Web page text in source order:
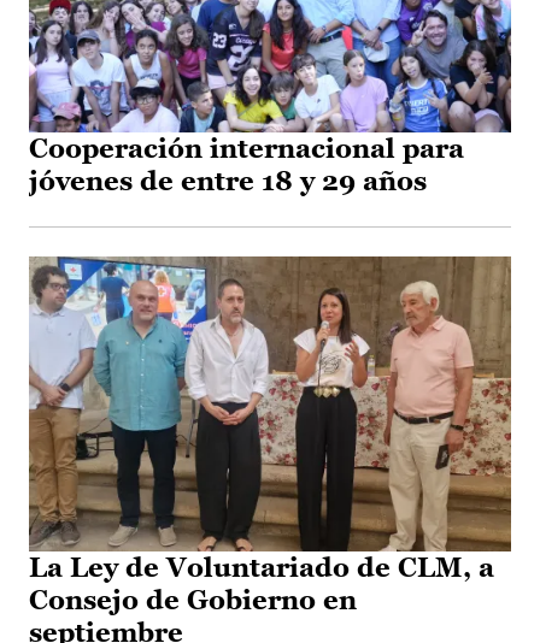
Cooperación internacional para
jóvenes de entre 18 y 29 años
La Ley de Voluntariado de CLM, a
Consejo de Gobierno en
septiembre